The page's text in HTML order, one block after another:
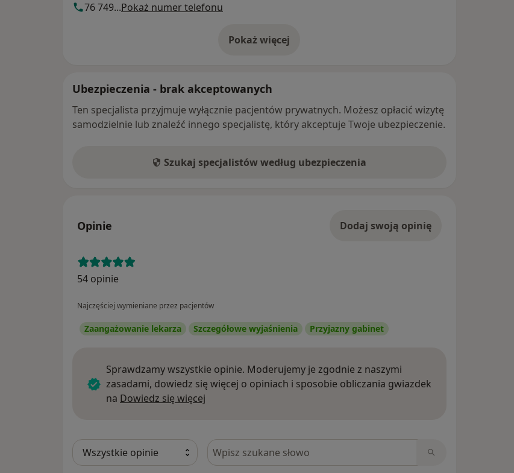
76 749...Pokaż numer telefonu
Pokaż więcej
o adresie
Ubezpieczenia - brak akceptowanych
Ten specjalista przyjmuje wyłącznie pacjentów prywatnych. Możesz opłacić wizytę
samodzielnie lub znaleźć innego specjalistę, który akceptuje Twoje ubezpieczenie.
Szukaj specjalistów według ubezpieczenia
Opinie Dodaj swoją opinię
54 opinie
Najczęściej wymieniane przez pacjentów
Zaangażowanie lekarza Szczegółowe wyjaśnienia Przyjazny gabinet
Sprawdzamy wszystkie opinie. Moderujemy je zgodnie z naszymi
zasadami, dowiedz się więcej o opiniach i sposobie obliczania gwiazdek
na Dowiedz się więcej
Szukaj w opiniach